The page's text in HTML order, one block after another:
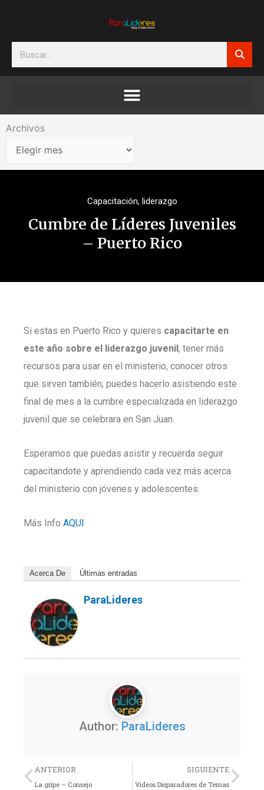
Search
Archivos
Archivos
Capacitación, liderazgo
Cumbre de Líderes Juveniles
– Puerto Rico
Si estas en Puerto Rico y quieres capacitarte en
este año sobre el liderazgo juvenil, tener más
recursos para usar en el ministerio, conocer otros
que sirven también; puedes hacerlo asistiendo este
final de mes a la cumbre especializada en liderazgo
juvenil que se celebrara en San Juan.
Esperamos que puedas asistir y recuerda seguir
capacitandote y aprendiendo cada vez más acerca
del ministerio con jóvenes y adolescentes.
Más Info AQUI
Acerca De Últimas entradas
ParaLideres
Author: ParaLideres
Previo
ANTERIOR
La gripe – Consejo
SIGUIENTE
Videos Disparadores de Temas